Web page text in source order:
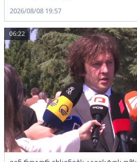
2026/08/08 19:57
06:22